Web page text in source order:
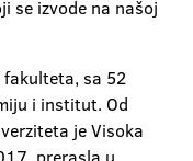
se izvode na našoj
sa 52
i institut. Od
je Visoka